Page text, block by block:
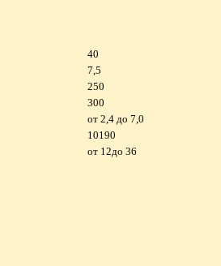
40
7,5
250
300
от 2,4 до 7,0
10190
от 12до 36